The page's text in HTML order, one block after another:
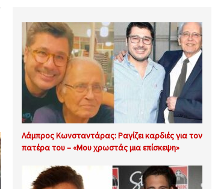
Λάμπρος Κωνσταντάρας: Ραγίζει καρδιές για τον
πατέρα του – «Μου χρωστάς μια επίσκεψη»